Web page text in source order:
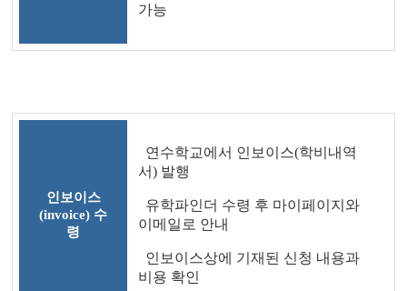
가능
인보이스
(invoice) 수
령
연수학교에서 인보이스(학비내역
서) 발행
유학파인더 수령 후 마이페이지와
이메일로 안내
인보이스상에 기재된 신청 내용과
비용 확인